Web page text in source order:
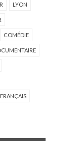
LYON
COMÉDIE